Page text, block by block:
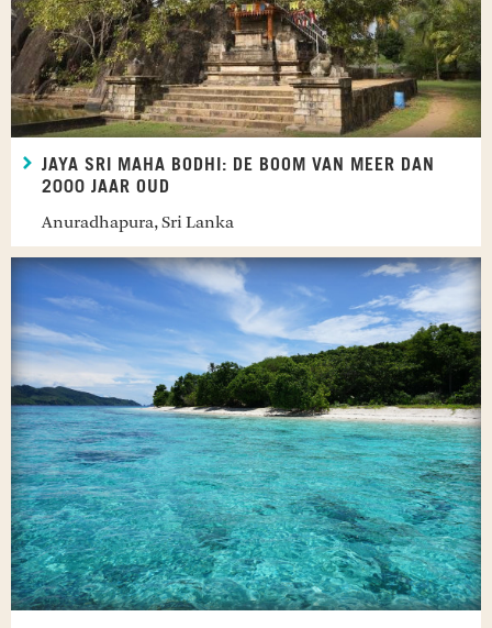
JAYA SRI MAHA BODHI: DE BOOM VAN MEER DAN
2000 JAAR OUD
Anuradhapura, Sri Lanka